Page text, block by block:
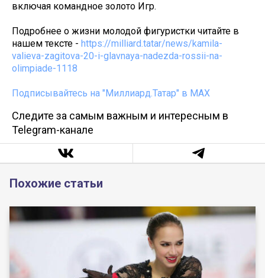
включая командное золото Игр.
Подробнее о жизни молодой фигуристки читайте в
нашем тексте - https://milliard.tatar/news/kamila-
valieva-zagitova-20-i-glavnaya-nadezda-rossii-na-
olimpiade-1118
Подписывайтесь на "Миллиард.Татар" в МАХ
Следите за самым важным и интересным в
Telegram-канале
Похожие статьи